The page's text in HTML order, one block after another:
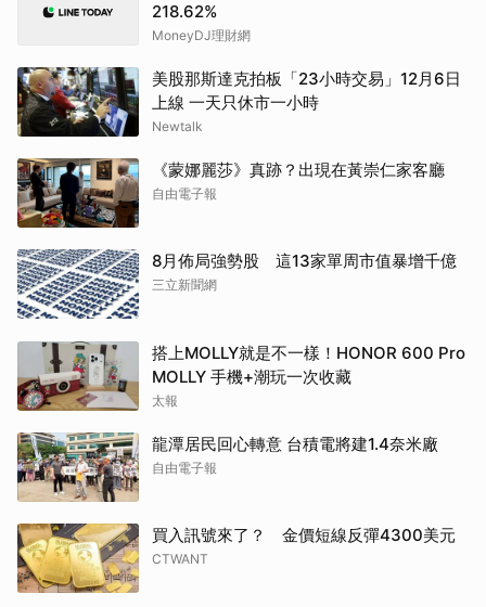
218.62%
MoneyDJ理財網
美股那斯達克拍板「23小時交易」12月6日
上線 一天只休市一小時
Newtalk
《蒙娜麗莎》真跡？出現在黃崇仁家客廳
自由電子報
8月佈局強勢股 這13家單周市值暴增千億
三立新聞網
搭上MOLLY就是不一樣！HONOR 600 Pro
MOLLY 手機+潮玩一次收藏
太報
龍潭居民回心轉意 台積電將建1.4奈米廠
自由電子報
買入訊號來了？ 金價短線反彈4300美元
CTWANT